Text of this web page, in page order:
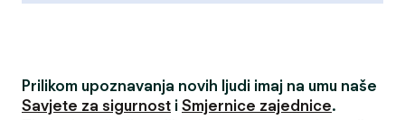
Prilikom upoznavanja novih ljudi imaj na umu naše
Savjete za sigurnost i Smjernice zajednice.